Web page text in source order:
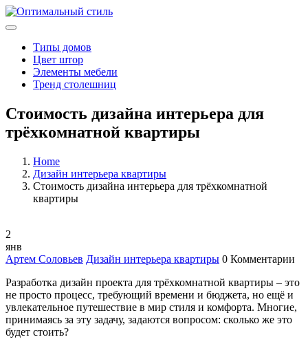
Типы домов
Цвет штор
Элементы мебели
Тренд столешниц
Стоимость дизайна интерьера для
трёхкомнатной квартиры
Home
Дизайн интерьера квартиры
Стоимость дизайна интерьера для трёхкомнатной
квартиры
2
янв
Артем Соловьев Дизайн интерьера квартиры 0 Комментарии
Разработка дизайн проекта для трёхкомнатной квартиры – это
не просто процесс, требующий времени и бюджета, но ещё и
увлекательное путешествие в мир стиля и комфорта. Многие,
принимаясь за эту задачу, задаются вопросом: сколько же это
будет стоить?